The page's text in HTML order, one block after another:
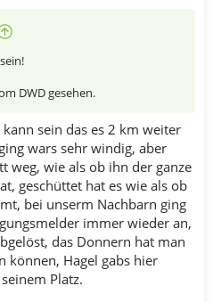
DWD gesehen.
sein das es 2 km weiter
wars sehr windig, aber
weg, wie als ob ihn der ganze
geschüttet hat es wie als ob
bei unserm Nachbarn ging
immer wieder an,
das Donnern hat man
können, Hagel gabs hier
Platz.